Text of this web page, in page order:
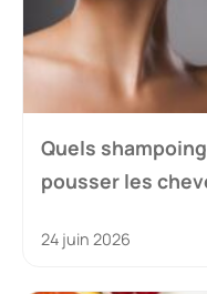
Quels
pousser les
24 juin 2026